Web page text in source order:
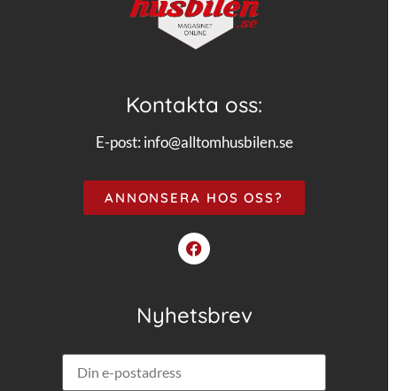
Kontakta oss:
E-post: info@alltomhusbilen.se
ANNONSERA HOS OSS?
Nyhetsbrev